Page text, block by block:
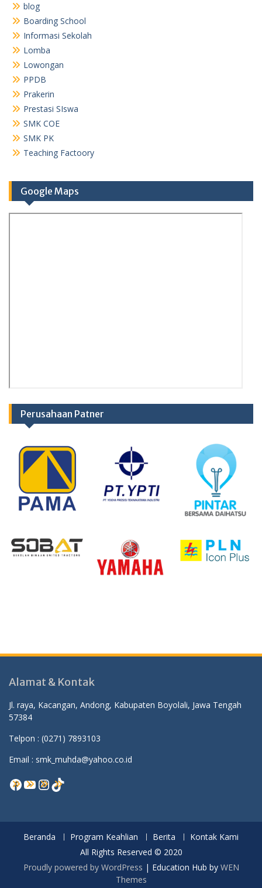
blog
Boarding School
Informasi Sekolah
Lomba
Lowongan
PPDB
Prakerin
Prestasi SIswa
SMK COE
SMK PK
Teaching Factoory
Google Maps
Perusahaan Patner
Alamat & Kontak
Jl. raya, Kacangan, Andong, Kabupaten Boyolali, Jawa Tengah
57384
Telpon : (0271) 7893103
Email : smk_muhda@yahoo.co.id
Facebook
YouTube
Instagram
TikTok
Beranda Program Keahlian Berita
Kontak Kami
All Rights Reserved © 2020
Proudly powered by WordPress | Education Hub by WEN
Themes